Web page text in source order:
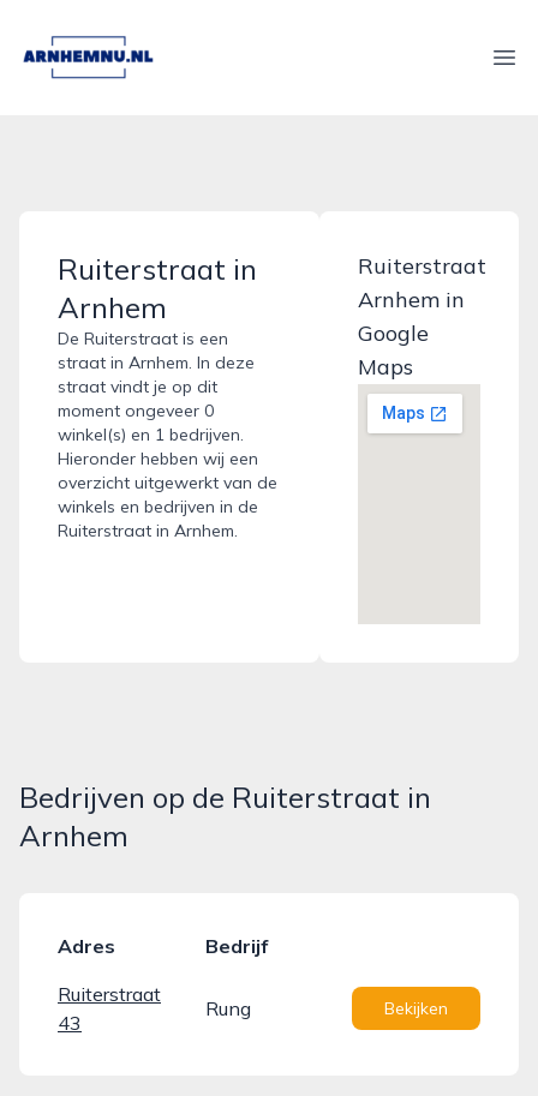
arnhemnu.nl
Ruiterstraat in
Arnhem
De Ruiterstraat is een
straat in Arnhem. In deze
straat vindt je op dit
moment ongeveer 0
winkel(s) en 1 bedrijven.
Hieronder hebben wij een
overzicht uitgewerkt van de
winkels en bedrijven in de
Ruiterstraat in Arnhem.
Ruiterstraat
Arnhem in
Google
Maps
Bedrijven op de Ruiterstraat in
Arnhem
Adres
Bedrijf
Ruiterstraat
43
Rung Bekijken